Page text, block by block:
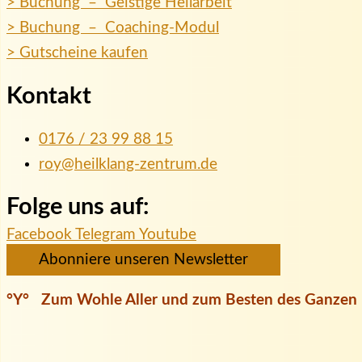
> Buchung – Coaching-Modul
> Gutscheine kaufen
Kontakt
0176 / 23 99 88 15
roy@heilklang-zentrum.de
Folge uns auf:
Facebook Telegram Youtube
Abonniere unseren Newsletter
°Y° Zum Wohle Aller und zum Besten des